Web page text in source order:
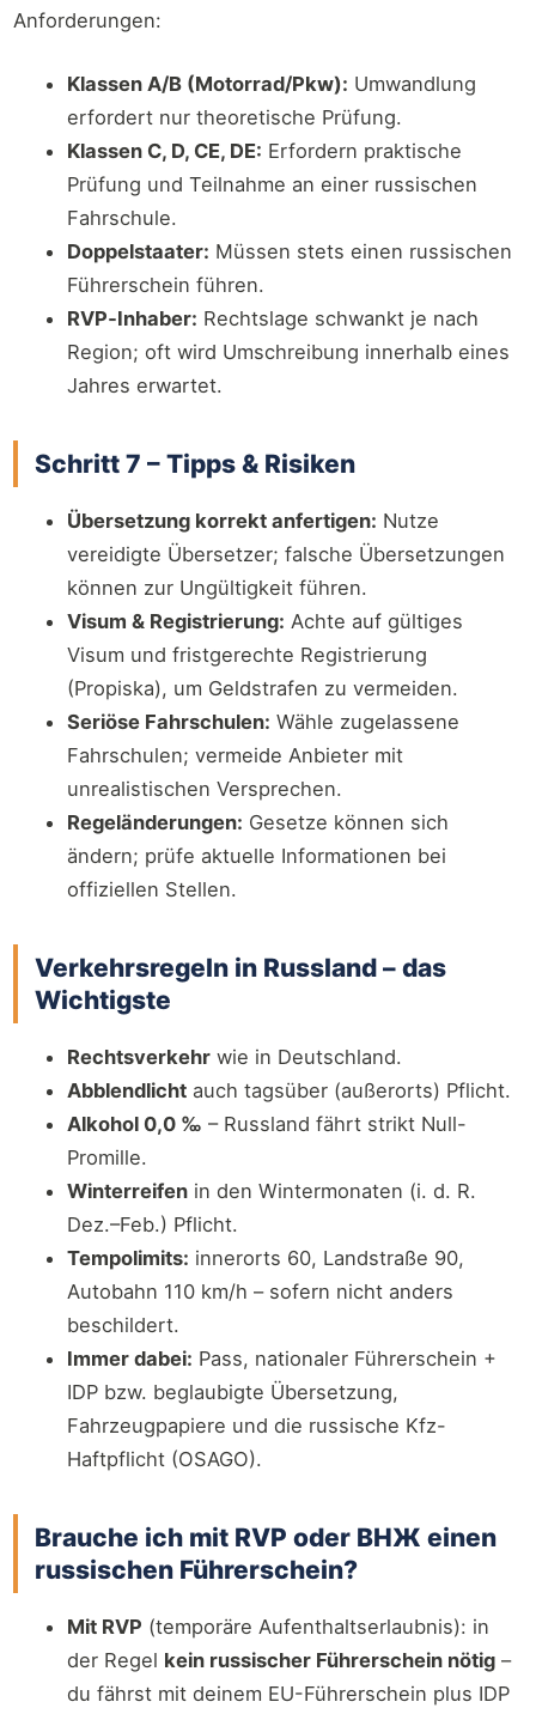
Anforderungen:
Klassen A/B (Motorrad/Pkw): Umwandlung
erfordert nur theoretische Prüfung.
Klassen C, D, CE, DE: Erfordern praktische
Prüfung und Teilnahme an einer russischen
Fahrschule.
Doppelstaater: Müssen stets einen russischen
Führerschein führen.
RVP‑Inhaber: Rechtslage schwankt je nach
Region; oft wird Umschreibung innerhalb eines
Jahres erwartet.
Schritt 7 – Tipps & Risiken
Übersetzung korrekt anfertigen: Nutze
vereidigte Übersetzer; falsche Übersetzungen
können zur Ungültigkeit führen.
Visum & Registrierung: Achte auf gültiges
Visum und fristgerechte Registrierung
(Propiska), um Geldstrafen zu vermeiden.
Seriöse Fahrschulen: Wähle zugelassene
Fahrschulen; vermeide Anbieter mit
unrealistischen Versprechen.
Regeländerungen: Gesetze können sich
ändern; prüfe aktuelle Informationen bei
offiziellen Stellen.
Verkehrsregeln in Russland – das
Wichtigste
Rechtsverkehr wie in Deutschland.
Abblendlicht auch tagsüber (außerorts) Pflicht.
Alkohol 0,0 ‰ – Russland fährt strikt Null-
Promille.
Winterreifen in den Wintermonaten (i. d. R.
Dez.–Feb.) Pflicht.
Tempolimits: innerorts 60, Landstraße 90,
Autobahn 110 km/h – sofern nicht anders
beschildert.
Immer dabei: Pass, nationaler Führerschein +
IDP bzw. beglaubigte Übersetzung,
Fahrzeugpapiere und die russische Kfz-
Haftpflicht (OSAGO).
Brauche ich mit RVP oder ВНЖ einen
russischen Führerschein?
Mit RVP (temporäre Aufenthaltserlaubnis): in
der Regel kein russischer Führerschein nötig –
du fährst mit deinem EU-Führerschein plus IDP